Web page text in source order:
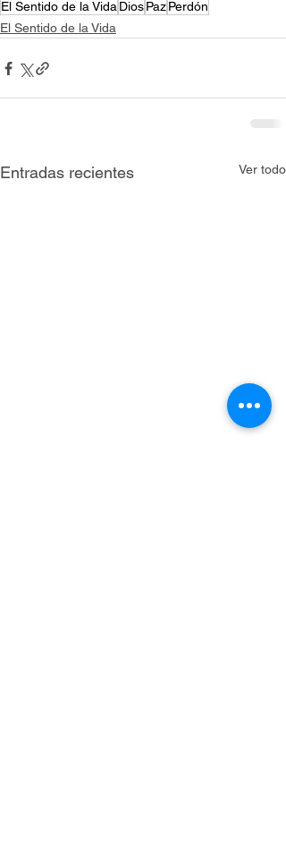
El Sentido de la VidaDiosPazPerdón
El Sentido de la Vida
Entradas recientes Ver todo